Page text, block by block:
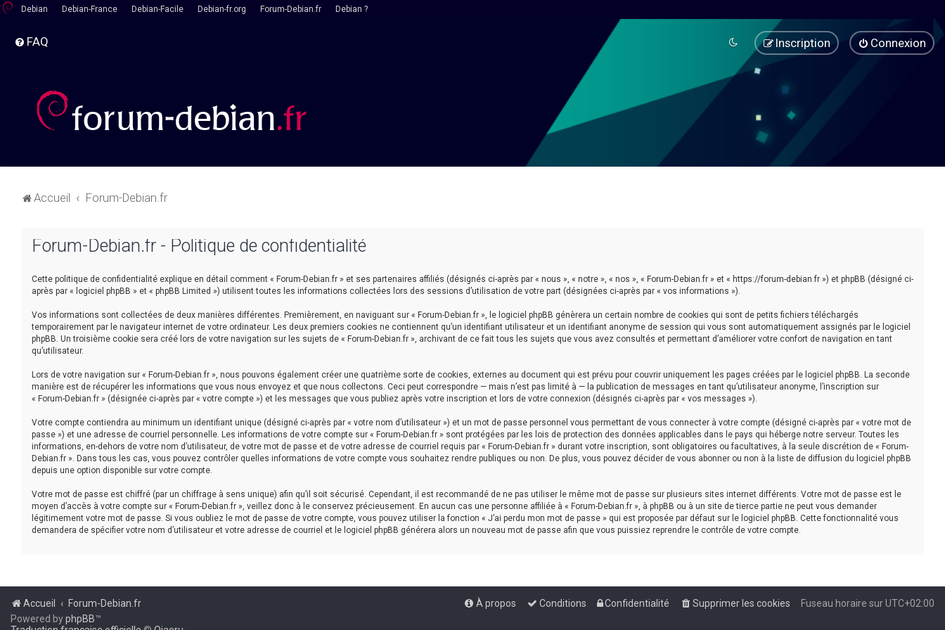
Debian Debian-France Debian-Facile Debian-fr.org Forum-Debian.fr Debian ?
FAQ Connexion
Inscription
Accueil Forum-Debian.fr
Forum-Debian.fr - Politique de confidentialité
Cette politique de confidentialité explique en détail comment « Forum-Debian.fr » et ses partenaires affiliés (désignés ci-après par « nous », « notre », « nos », « Forum-Debian.fr » et « https://forum-debian.fr ») et phpBB (désigné ci-
après par « logiciel phpBB » et « phpBB Limited ») utilisent toutes les informations collectées lors des sessions d’utilisation de votre part (désignées ci-après par « vos informations »).
Vos informations sont collectées de deux manières différentes. Premièrement, en naviguant sur « Forum-Debian.fr », le logiciel phpBB génèrera un certain nombre de cookies qui sont de petits fichiers téléchargés
temporairement par le navigateur internet de votre ordinateur. Les deux premiers cookies ne contiennent qu’un identifiant utilisateur et un identifiant anonyme de session qui vous sont automatiquement assignés par le logiciel
phpBB. Un troisième cookie sera créé lors de votre navigation sur les sujets de « Forum-Debian.fr », archivant de ce fait tous les sujets que vous avez consultés et permettant d’améliorer votre confort de navigation en tant
qu’utilisateur.
Lors de votre navigation sur « Forum-Debian.fr », nous pouvons également créer une quatrième sorte de cookies, externes au document qui est prévu pour couvrir uniquement les pages créées par le logiciel phpBB. La seconde
manière est de récupérer les informations que vous nous envoyez et que nous collectons. Ceci peut correspondre — mais n’est pas limité à — la publication de messages en tant qu’utilisateur anonyme, l’inscription sur
« Forum-Debian.fr » (désignée ci-après par « votre compte ») et les messages que vous publiez après votre inscription et lors de votre connexion (désignés ci-après par « vos messages »).
Votre compte contiendra au minimum un identifiant unique (désigné ci-après par « votre nom d’utilisateur ») et un mot de passe personnel vous permettant de vous connecter à votre compte (désigné ci-après par « votre mot de
passe ») et une adresse de courriel personnelle. Les informations de votre compte sur « Forum-Debian.fr » sont protégées par les lois de protection des données applicables dans le pays qui héberge notre serveur. Toutes les
informations, en-dehors de votre nom d’utilisateur, de votre mot de passe et de votre adresse de courriel requis par « Forum-Debian.fr » durant votre inscription, sont obligatoires ou facultatives, à la seule discrétion de « Forum-
Debian.fr ». Dans tous les cas, vous pouvez contrôler quelles informations de votre compte vous souhaitez rendre publiques ou non. De plus, vous pouvez décider de vous abonner ou non à la liste de diffusion du logiciel phpBB
depuis une option disponible sur votre compte.
Votre mot de passe est chiffré (par un chiffrage à sens unique) afin qu’il soit sécurisé. Cependant, il est recommandé de ne pas utiliser le même mot de passe sur plusieurs sites internet différents. Votre mot de passe est le
moyen d’accès à votre compte sur « Forum-Debian.fr », veillez donc à le conservez précieusement. En aucun cas une personne affiliée à « Forum-Debian.fr », à phpBB ou à un site de tierce partie ne peut vous demander
légitimement votre mot de passe. Si vous oubliez le mot de passe de votre compte, vous pouvez utiliser la fonction « J’ai perdu mon mot de passe » qui est proposée par défaut sur le logiciel phpBB. Cette fonctionnalité vous
demandera de spécifier votre nom d’utilisateur et votre adresse de courriel et le logiciel phpBB générera alors un nouveau mot de passe afin que vous puissiez reprendre le contrôle de votre compte.
Accueil Forum-Debian.fr Fuseau horaire surUTC+02:00
Supprimer les cookies
Confidentialité
Conditions
À propos
Powered byphpBB™